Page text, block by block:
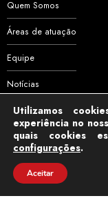
Quem Somos
Áreas de atuação
Equipe
Notícias
Contato
Utilizamos
experiência no
quais cookies
configurações.
Aceitar